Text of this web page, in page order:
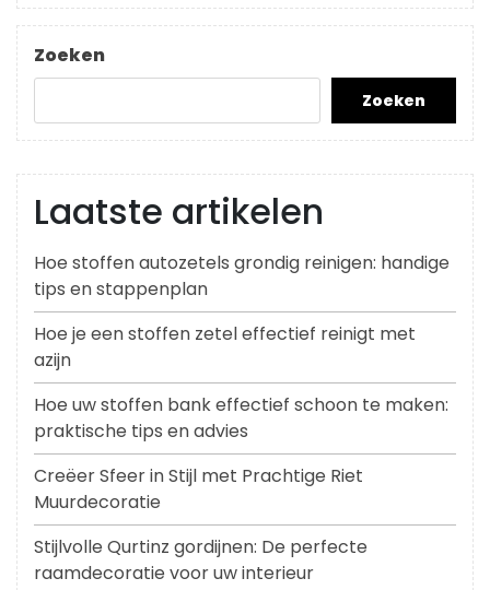
Zoeken
Zoeken
Laatste artikelen
Hoe stoffen autozetels grondig reinigen: handige
tips en stappenplan
Hoe je een stoffen zetel effectief reinigt met
azijn
Hoe uw stoffen bank effectief schoon te maken:
praktische tips en advies
Creëer Sfeer in Stijl met Prachtige Riet
Muurdecoratie
Stijlvolle Qurtinz gordijnen: De perfecte
raamdecoratie voor uw interieur